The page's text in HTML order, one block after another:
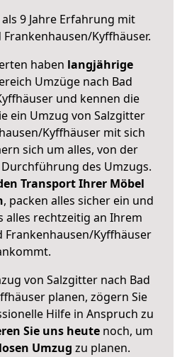
9 Jahre Erfahrung mit
Frankenhausen/Kyffhäuser.
haben langjährige
Umzüge nach Bad
und kennen die
ein Umzug von Salzgitter
Kyffhäuser mit sich
sich um alles, von der
des Umzugs.
Transport Ihrer Möbel
, packen alles sicher ein und
alles rechtzeitig an Ihrem
Frankenhausen/Kyffhäuser
von Salzgitter nach Bad
planen, zögern Sie
Hilfe in Anspruch zu
Sie uns heutenoch, um
Umzug zu planen.